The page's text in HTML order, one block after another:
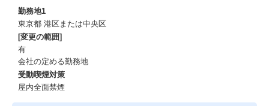
◆将来のキャリアパス
・将来的に、基盤インフラ領域におけるアーキテクトチームのリ
ーダーとして、チームをリードし、広い知識からシステムに対し
最適な技術スタックを組み合わせ提供していく「基盤・インフラ
寄りのITアーキテクト」を目指している方のキャリア実現に適し
ます。
・クラウドアーキテクト／エンジニアとしてのスキルを磨き、多
様なクラウド環境に対応したシステムの設計・構築において、先
進的な技術や幅広い知識を得られ、実践力を身につけることがで
勤務地1
東京都 港区または中央区
[変更の範囲]
有
会社の定める勤務地
受動喫煙対策
屋内全面禁煙